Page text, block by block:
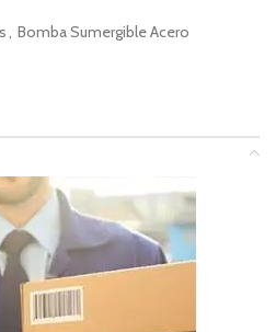
, Bomba Sumergible Acero